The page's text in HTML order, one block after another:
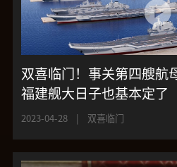
双喜临门！事关第四艘航
福建舰大日子也基本定了
2023-04-28 | 双喜临门